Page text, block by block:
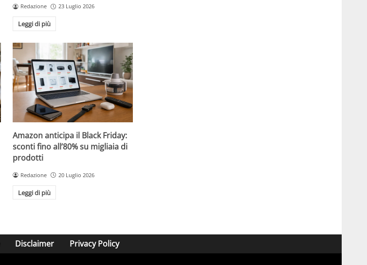
Redazione 23 Luglio 2026
Leggi di più
Amazon anticipa il Black Friday:
sconti fino all’80% su migliaia di
prodotti
Redazione 20 Luglio 2026
Leggi di più
Disclaimer Privacy Policy